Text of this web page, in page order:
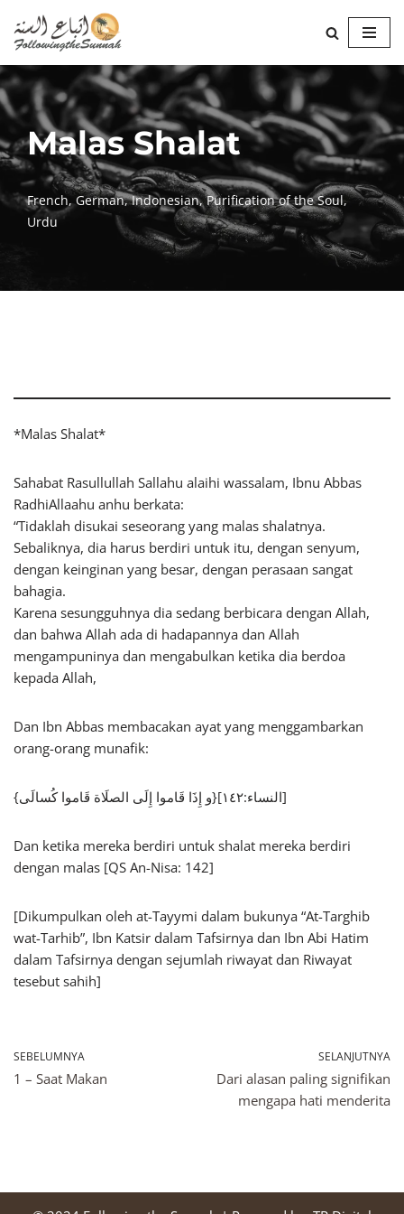
Lompat
ke
konten
Malas Shalat
French,German,Indonesian,Purification of the Soul,
Urdu
*Malas Shalat*
Sahabat Rasullullah Sallahu alaihi wassalam, Ibnu Abbas
RadhiAllaahu anhu berkata:
“Tidaklah disukai seseorang yang malas shalatnya.
Sebaliknya, dia harus berdiri untuk itu, dengan senyum,
dengan keinginan yang besar, dengan perasaan sangat
bahagia.
Karena sesungguhnya dia sedang berbicara dengan Allah,
dan bahwa Allah ada di hadapannya dan Allah
mengampuninya dan mengabulkan ketika dia berdoa
kepada Allah,
Dan Ibn Abbas membacakan ayat yang menggambarkan
orang-orang munafik:
{و إِذَا قَاموا إِلَى الصلَاة قَاموا كُسالَى}[النساء:١٤٢]
Dan ketika mereka berdiri untuk shalat mereka berdiri
dengan malas [QS An-Nisa: 142]
[Dikumpulkan oleh at-Tayymi dalam bukunya “At-Targhib
wat-Tarhib”, Ibn Katsir dalam Tafsirnya dan Ibn Abi Hatim
dalam Tafsirnya dengan sejumlah riwayat dan Riwayat
tesebut sahih]
SEBELUMNYA
1 – Saat Makan
SELANJUTNYA
Dari alasan paling signifikan
mengapa hati menderita